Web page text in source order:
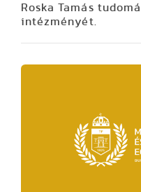
Roska Tamás
intézményét.